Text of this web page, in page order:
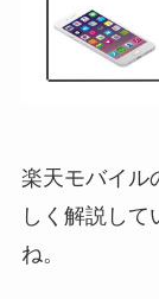
楽天モバイル
しく解説し
ね。